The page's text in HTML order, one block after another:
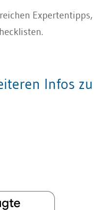
Expertentipps,
Infos zu